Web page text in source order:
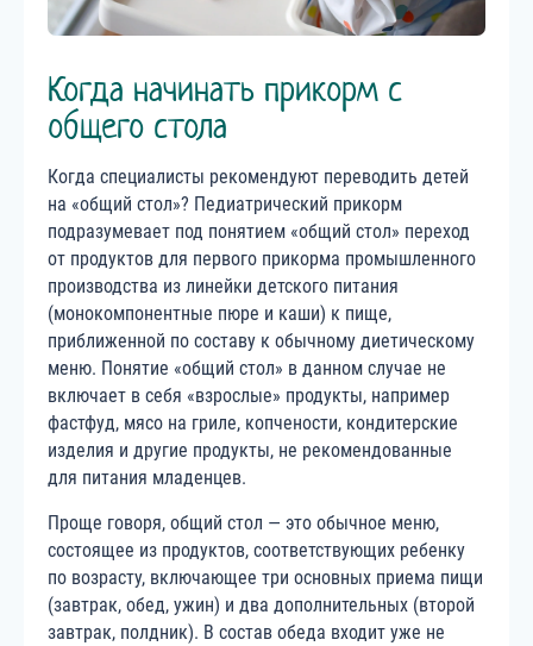
Когда начинать прикорм с
общего стола
Когда специалисты рекомендуют переводить детей
на «общий стол»? Педиатрический прикорм
подразумевает под понятием «общий стол» переход
от продуктов для первого прикорма промышленного
производства из линейки детского питания
(монокомпонентные пюре и каши) к пище,
приближенной по составу к обычному диетическому
меню. Понятие «общий стол» в данном случае не
включает в себя «взрослые» продукты, например
фастфуд, мясо на гриле, копчености, кондитерские
изделия и другие продукты, не рекомендованные
для питания младенцев.
Проще говоря, общий стол — это обычное меню,
состоящее из продуктов, соответствующих ребенку
по возрасту, включающее три основных приема пищи
(завтрак, обед, ужин) и два дополнительных (второй
завтрак, полдник). В состав обеда входит уже не